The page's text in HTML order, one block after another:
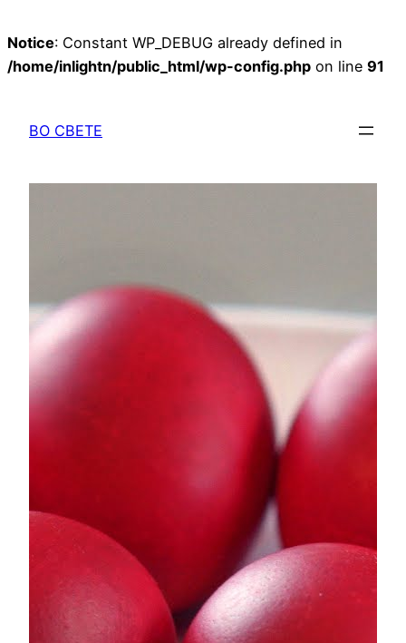
Notice: Constant WP_DEBUG already defined in
/home/inlightn/public_html/wp-config.php on line 91
содержимому
ВО СВЕТЕ